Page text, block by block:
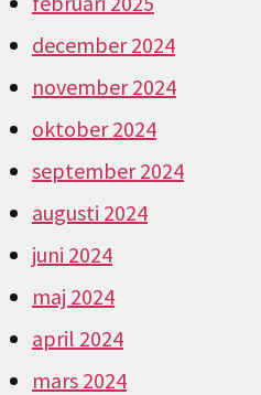
december 2024
november 2024
oktober 2024
september 2024
augusti 2024
juni 2024
maj 2024
april 2024
mars 2024